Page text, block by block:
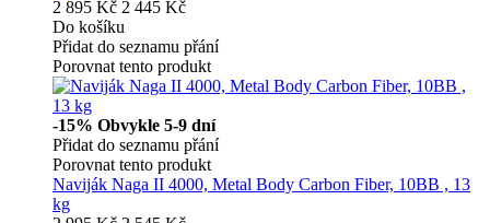
2 895 Kč 2 445 Kč
Do košíku
Přidat do seznamu přání
Porovnat tento produkt
-15% Obvykle 5-9 dní
Přidat do seznamu přání
Porovnat tento produkt
Naviják Naga II 4000, Metal Body Carbon Fiber, 10BB , 13
kg